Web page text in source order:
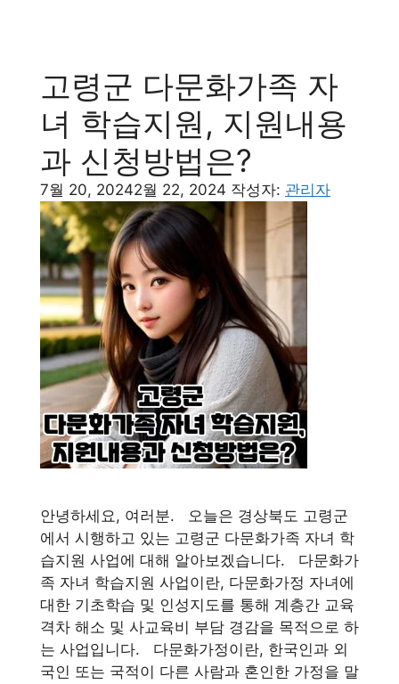
고령군 다문화가족 자
녀 학습지원, 지원내용
과 신청방법은?
7월 20, 20242월 22, 2024 작성자: 관리자
안녕하세요, 여러분. 오늘은 경상북도 고령군
에서 시행하고 있는 고령군 다문화가족 자녀 학
습지원 사업에 대해 알아보겠습니다. 다문화가
족 자녀 학습지원 사업이란, 다문화가정 자녀에
대한 기초학습 및 인성지도를 통해 계층간 교육
격차 해소 및 사교육비 부담 경감을 목적으로 하
는 사업입니다. 다문화가정이란, 한국인과 외
국인 또는 국적이 다른 사람과 혼인한 가정을 말